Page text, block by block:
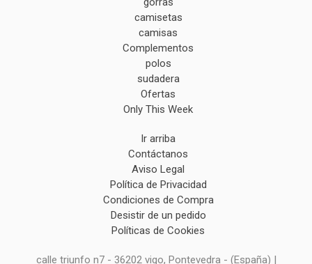
camisetas
camisas
Complementos
polos
sudadera
Ofertas
Only This Week
Ir arriba
Contáctanos
Aviso Legal
Política de Privacidad
Condiciones de Compra
Desistir de un pedido
Políticas de Cookies
calle triunfo n7 - 36202 vigo, Pontevedra - (España) |